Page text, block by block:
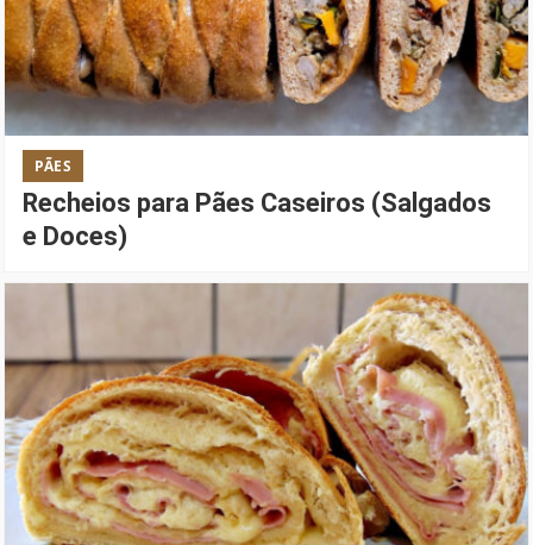
PÃES
Recheios para Pães Caseiros (Salgados
e Doces)